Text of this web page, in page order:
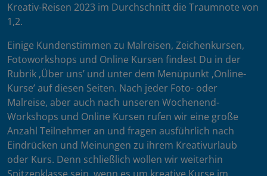
Kreativ-Reisen 2023 im Durchschnitt die Traumnote von
1,2.
Einige Kundenstimmen zu Malreisen, Zeichenkursen,
Fotoworkshops und Online Kursen findest Du in der
Rubrik ‚Über uns’ und unter dem Menüpunkt ‚Online-
Kurse’ auf diesen Seiten. Nach jeder Foto- oder
Malreise, aber auch nach unseren Wochenend-
Workshops und Online Kursen rufen wir eine große
Anzahl Teilnehmer an und fragen ausführlich nach
Eindrücken und Meinungen zu ihrem Kreativurlaub
oder Kurs. Denn schließlich wollen wir weiterhin